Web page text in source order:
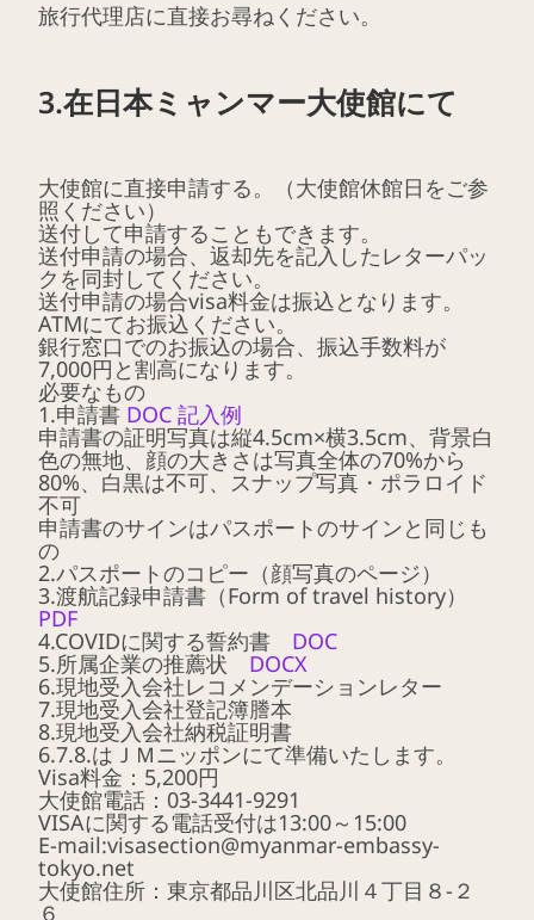
旅行代理店に直接お尋ねください。
3.在日本ミャンマー大使館にて
大使館に直接申請する。（大使館休館日をご参
照ください）
送付して申請することもできます。
送付申請の場合、返却先を記入したレターパッ
クを同封してください。
送付申請の場合visa料金は振込となります。
ATMにてお振込ください。
銀行窓口でのお振込の場合、振込手数料が
7,000円と割高になります。
必要なもの
1.申請書 DOC 記入例
申請書の証明写真は縦4.5cm×横3.5cm、背景白
色の無地、顔の大きさは写真全体の70%から
80%、白黒は不可、スナップ写真・ポラロイド
不可
申請書のサインはパスポートのサインと同じも
の
2.パスポートのコピー（顔写真のページ）
3.渡航記録申請書（Form of travel history）
PDF
4.COVIDに関する誓約書 DOC
5.所属企業の推薦状 DOCX
6.現地受入会社レコメンデーションレター
7.現地受入会社登記簿謄本
8.現地受入会社納税証明書
6.7.8.はＪＭニッポンにて準備いたします。
Visa料金：5,200円
大使館電話：03-3441-9291
VISAに関する電話受付は13:00～15:00
E-mail:visasection@myanmar-embassy-
tokyo.net
大使館住所：東京都品川区北品川４丁目８−２
６